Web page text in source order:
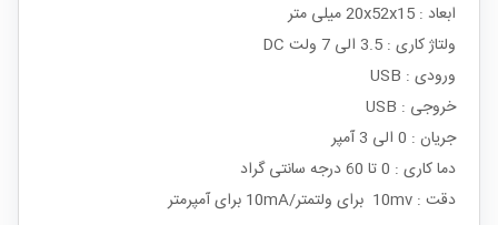
ابعاد : 20x52x15 میلی متر
ولتاژ کاری : 3.5 الی 7 ولت DC
ورودی : USB
خروجی : USB
جریان : 0 الی 3 آمپر
دما کاری : 0 تا 60 درجه سانتی گراد
دقت : 10mv برای ولتمتر/10mA برای آمپرمتر